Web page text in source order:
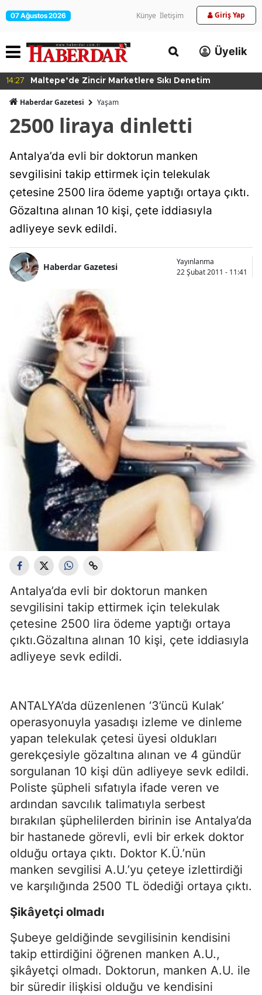
07 Ağustos 2026 Künye İletişim Giriş Yap
Üyelik
14:27 Maltepe’de Zincir Marketlere Sıkı Denetim
Haberdar Gazetesi Yaşam
2500 liraya dinletti
Antalya’da evli bir doktorun manken
sevgilisini takip ettirmek için telekulak
çetesine 2500 lira ödeme yaptığı ortaya çıktı.
Gözaltına alınan 10 kişi, çete iddiasıyla
adliyeye sevk edildi.
Haberdar Gazetesi
Yayınlanma
22 Şubat 2011 - 11:41
Antalya’da evli bir doktorun manken
sevgilisini takip ettirmek için telekulak
çetesine 2500 lira ödeme yaptığı ortaya
çıktı.Gözaltına alınan 10 kişi, çete iddiasıyla
adliyeye sevk edildi.
ANTALYA’da düzenlenen ‘3’üncü Kulak’
operasyonuyla yasadışı izleme ve dinleme
yapan telekulak çetesi üyesi oldukları
gerekçesiyle gözaltına alınan ve 4 gündür
sorgulanan 10 kişi dün adliyeye sevk edildi.
Poliste şüpheli sıfatıyla ifade veren ve
ardından savcılık talimatıyla serbest
bırakılan şüphelilerden birinin ise Antalya’da
bir hastanede görevli, evli bir erkek doktor
olduğu ortaya çıktı. Doktor K.Ü.’nün
manken sevgilisi A.U.’yu çeteye izlettirdiği
ve karşılığında 2500 TL ödediği ortaya çıktı.
Şikâyetçi olmadı
Şubeye geldiğinde sevgilisinin kendisini
takip ettirdiğini öğrenen manken A.U.,
şikâyetçi olmadı. Doktorun, manken A.U. ile
bir süredir ilişkisi olduğu ve kendisini